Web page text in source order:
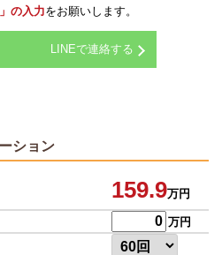
の入力をお願いします。
LINEで連絡する
ション
159.9万円
万円